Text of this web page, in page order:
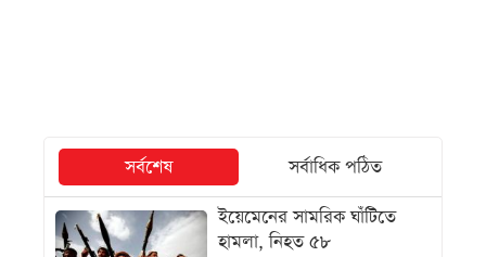
সর্বশেষ
সর্বাধিক পঠিত
ইয়েমেনের সামরিক ঘাঁটিতে
হামলা, নিহত ৫৮